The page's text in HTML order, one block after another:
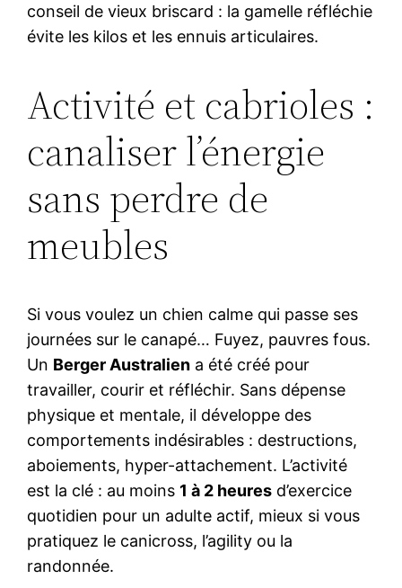
conseil de vieux briscard : la gamelle réfléchie
évite les kilos et les ennuis articulaires.
Activité et cabrioles :
canaliser l’énergie
sans perdre de
meubles
Si vous voulez un chien calme qui passe ses
journées sur le canapé… Fuyez, pauvres fous.
Un Berger Australien a été créé pour
travailler, courir et réfléchir. Sans dépense
physique et mentale, il développe des
comportements indésirables : destructions,
aboiements, hyper-attachement. L’activité
est la clé : au moins 1 à 2 heures d’exercice
quotidien pour un adulte actif, mieux si vous
pratiquez le canicross, l’agility ou la
randonnée.